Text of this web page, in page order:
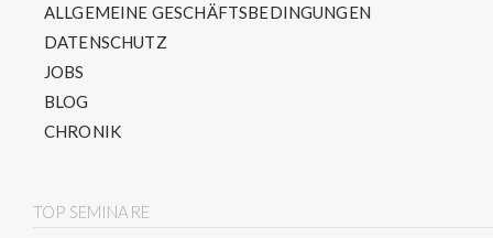
ALLGEMEINE GESCHÄFTSBEDINGUNGEN
DATENSCHUTZ
JOBS
BLOG
CHRONIK
TOP SEMINARE